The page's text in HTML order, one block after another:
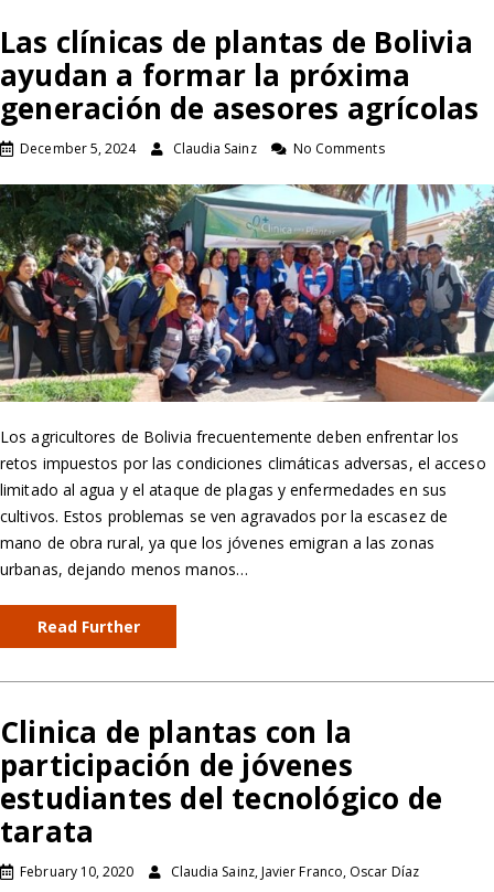
Las clínicas de plantas de Bolivia
ayudan a formar la próxima
generación de asesores agrícolas
December 5, 2024 Claudia Sainz No Comments
Los agricultores de Bolivia frecuentemente deben enfrentar los
retos impuestos por las condiciones climáticas adversas, el acceso
limitado al agua y el ataque de plagas y enfermedades en sus
cultivos. Estos problemas se ven agravados por la escasez de
mano de obra rural, ya que los jóvenes emigran a las zonas
urbanas, dejando menos manos…
Read Further
Clinica de plantas con la
participación de jóvenes
estudiantes del tecnológico de
tarata
February 10, 2020
Claudia Sainz, Javier Franco, Oscar Díaz